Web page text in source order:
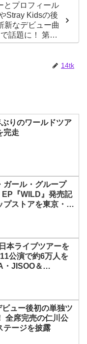
とプロフィール
Stray Kidsの後
新なデビュー曲
話題に！ 第４
女ソリュンをは
14tk
りのワールドツア
完走
ガール・グループ
『WILD』発売記
プストアを東京・原
本ライブツアーを
公演で約6万人を
JISOO＆
ュー後初の単独ツ
全席完売の仁川公
テージを披露